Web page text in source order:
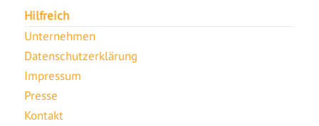
Hilfreich
Unternehmen
Datenschutzerklärung
Impressum
Presse
Kontakt